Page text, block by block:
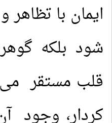
ایمان با
شود بلکه
قلب مستقر
کردار، وجود